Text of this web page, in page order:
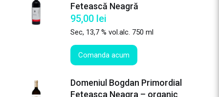
Fetească Neagră
95,00 lei
Sec, 13,7 % vol.alc. 750 ml
Comanda acum
Domeniul Bogdan Primordial
Feteasca Neagra – organic